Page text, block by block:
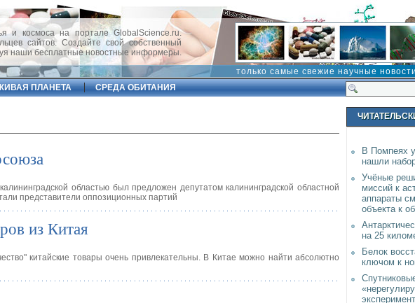
и космоса на портале GlobalScience.ru.
сайтов. Создайте свой собственный
наши бесплатные новостные информеры.
только самые свежие научные
ПЛАНЕТА СРЕДА ОБИТАНИЯ
областью был предложен депутатом калининградской областной
представители оппозиционных партий
из Китая
китайские товары очень привлекательны. В Китае можно найти абсолютно
В Помпеях
нашли
Учёные
миссий к
аппараты
объекта к
на 25
Белок
ключом к